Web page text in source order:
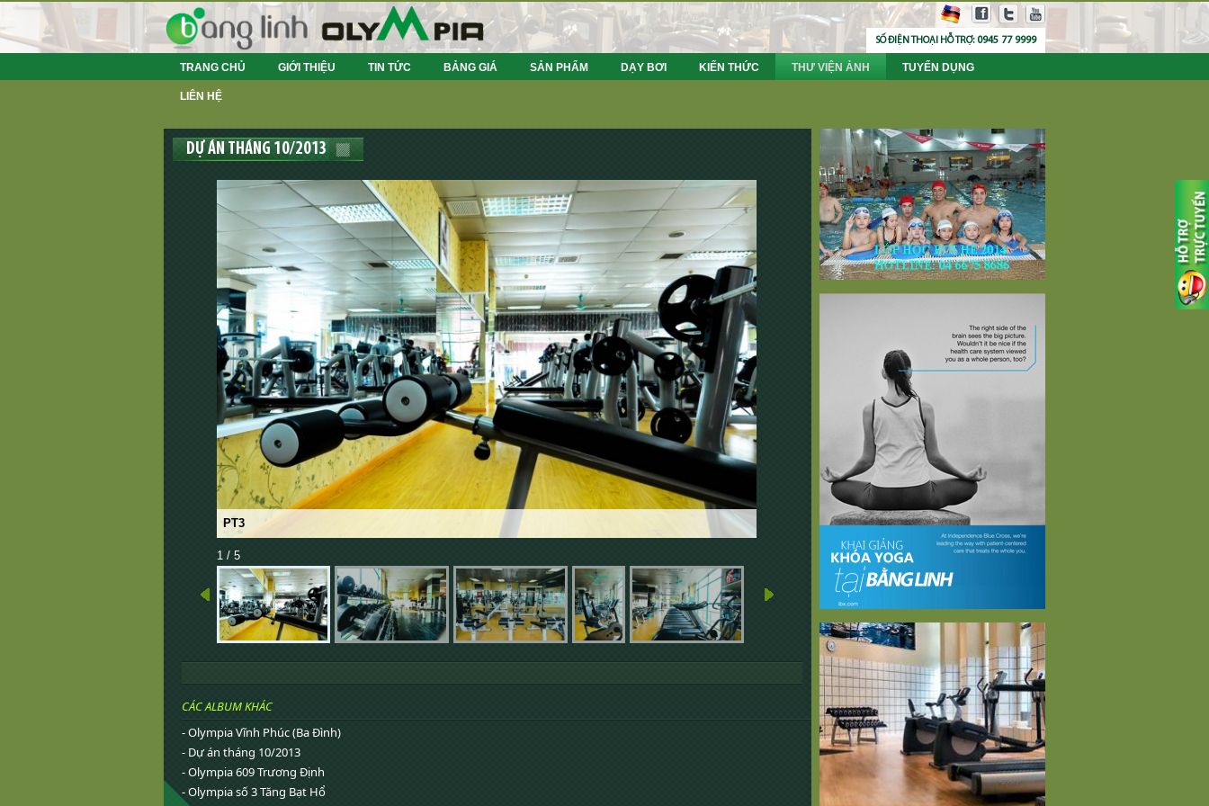
SỐ ĐIỆN THOẠI HỖ TRỢ: 0945 77 9999
TRANG CHỦ GIỚI THIỆU TIN TỨC BẢNG GIÁ SẢN PHẨM DẠY BƠI KIẾN THỨC THƯ VIỆN ẢNH TUYỂN DỤNG
LIÊN HỆ
DỰ ÁN THÁNG 10/2013
PT3
1 / 5
CÁC ALBUM KHÁC
- Olympia Vĩnh Phúc (Ba Đình)
- Dự án tháng 10/2013
- Olympia 609 Trương Định
- Olympia số 3 Tăng Bạt Hổ